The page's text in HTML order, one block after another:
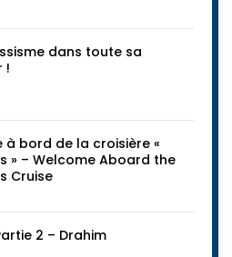
dans toute sa
!
à bord de la croisière «
» – Welcome Aboard the
Cruise
2 – Drahim